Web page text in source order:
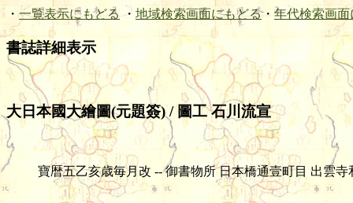
・ 一覧表示にもどる ・ 地域検索画面にもどる・ 年代検索画面
書誌詳細表示
大日本國大繪圖(元題簽) / 圖工 石川流宣
寶暦五乙亥歳毎月改 -- 御書物所 日本橋通壹町目 出雲寺